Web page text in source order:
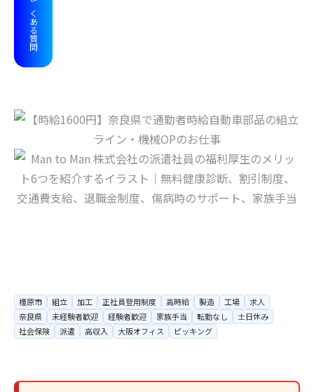
よくある質問
橿原市 組立 加工 正社員登用制度 高時給 製造 工場
求人
奈良県
未経験者歓迎 経験者歓迎 家族手当 転勤なし
土日休み
社会保険
派遣 高収入 大阪オフィス ピッキング